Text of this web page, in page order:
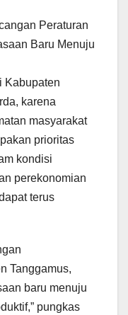
Peraturan
Baru Menuju
Kabupaten
karena
masyarakat
prioritas
kondisi
perekonomian
terus
Tanggamus,
baru menuju
pungkas